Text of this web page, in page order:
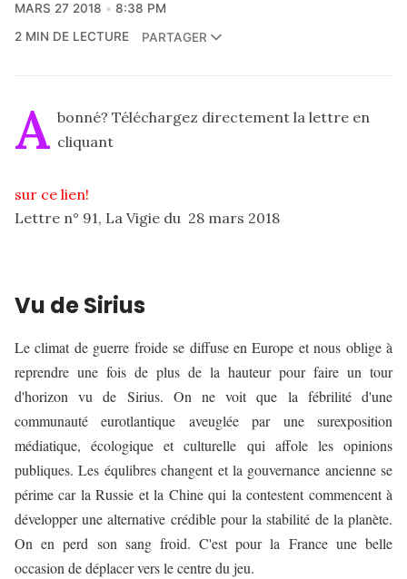
MARS 27 2018
8:38 PM
2 MIN DE LECTURE
PARTAGER
A bonné? Téléchargez directement la lettre en
cliquant
sur ce lien!
Lettre n° 91, La Vigie du 28 mars 2018
Vu de Sirius
Le climat de guerre froide se diffuse en Europe et nous oblige à
reprendre une fois de plus de la hauteur pour faire un tour
d'horizon vu de Sirius. On ne voit que la fébrilité d'une
communauté eurotlantique aveuglée par une surexposition
médiatique, écologique et culturelle qui affole les opinions
publiques. Les équlibres changent et la gouvernance ancienne se
périme car la Russie et la Chine qui la contestent commencent à
développer une alternative crédible pour la stabilité de la planète.
On en perd son sang froid. C'est pour la France une belle
occasion de déplacer vers le centre du jeu.